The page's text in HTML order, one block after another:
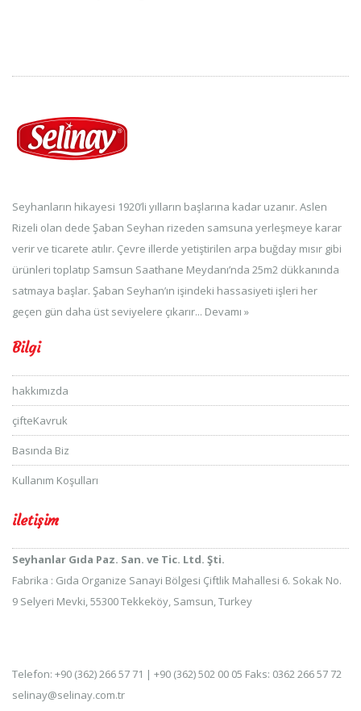
Seyhanların hikayesi 1920’li yılların başlarına kadar uzanır. Aslen
Rizeli olan dede Şaban Seyhan rizeden samsuna yerleşmeye karar
verir ve ticarete atılır. Çevre illerde yetiştirilen arpa buğday mısır gibi
ürünleri toplatıp Samsun Saathane Meydanı’nda 25m2 dükkanında
satmaya başlar. Şaban Seyhan’ın işindeki hassasiyeti işleri her
geçen gün daha üst seviyelere çıkarır... Devamı »
Bilgi
hakkımızda
çifteKavruk
Basında Biz
Kullanım Koşulları
iletişim
Seyhanlar Gıda Paz. San. ve Tic. Ltd. Şti.
Fabrika : Gıda Organize Sanayi Bölgesi Çiftlik Mahallesi 6. Sokak No.
9 Selyeri Mevki, 55300 Tekkeköy, Samsun, Turkey
Telefon: +90 (362) 266 57 71 | +90 (362) 502 00 05 Faks: 0362 266 57 72
selinay@selinay.com.tr